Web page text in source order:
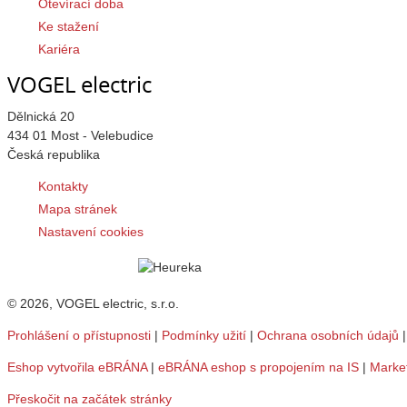
Otevírací doba
Ke stažení
Kariéra
VOGEL electric
Dělnická 20
434 01 Most - Velebudice
Česká republika
Kontakty
Mapa stránek
Nastavení cookies
© 2026, VOGEL electric, s.r.o.
Prohlášení o přístupnosti | Podmínky užití | Ochrana osobních údajů
Eshop vytvořila eBRÁNA| eBRÁNA eshop s propojením na IS |
Přeskočit na začátek stránky